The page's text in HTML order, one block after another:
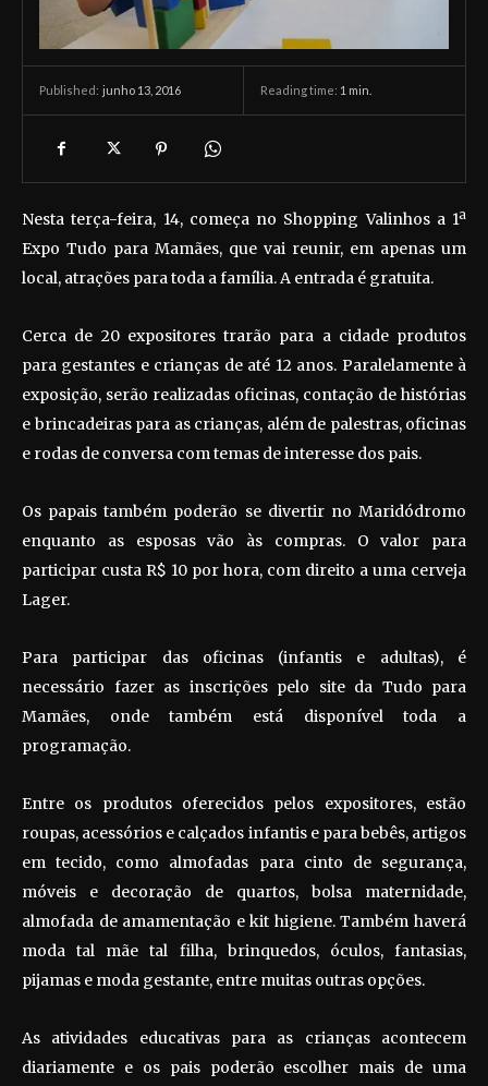
Published: junho 13, 2016 Reading time: 1 min.
Nesta terça-feira, 14, começa no Shopping Valinhos a 1ª
Expo Tudo para Mamães, que vai reunir, em apenas um
local, atrações para toda a família. A entrada é gratuita.
Cerca de 20 expositores trarão para a cidade produtos
para gestantes e crianças de até 12 anos. Paralelamente à
exposição, serão realizadas oficinas, contação de histórias
e brincadeiras para as crianças, além de palestras, oficinas
e rodas de conversa com temas de interesse dos pais.
Os papais também poderão se divertir no Maridódromo
enquanto as esposas vão às compras. O valor para
participar custa R$ 10 por hora, com direito a uma cerveja
Lager.
Para participar das oficinas (infantis e adultas), é
necessário fazer as inscrições pelo site da Tudo para
Mamães, onde também está disponível toda a
programação.
Entre os produtos oferecidos pelos expositores, estão
roupas, acessórios e calçados infantis e para bebês, artigos
em tecido, como almofadas para cinto de segurança,
móveis e decoração de quartos, bolsa maternidade,
almofada de amamentação e kit higiene. Também haverá
moda tal mãe tal filha, brinquedos, óculos, fantasias,
pijamas e moda gestante, entre muitas outras opções.
As atividades educativas para as crianças acontecem
diariamente e os pais poderão escolher mais de uma